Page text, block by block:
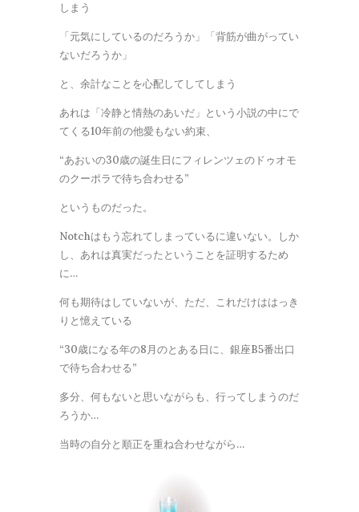
しまう
「元気にしているのだろうか」「背筋が曲がってい
ないだろうか」
と、余計なことを心配してしてしまう
あれは「冷静と情熱のあいだ」という小説の中にで
てくる10年前の他愛もない約束、
“あおいの30歳の誕生日にフィレンツェのドゥオモ
のクーポラで待ち合わせる”
というものだった。
Notchはもう忘れてしまっているに違いない。しか
し、あれは真実だったということを証明するため
に…
何も期待はしていないが、ただ、これだけははっき
りと憶えている
“30歳になる年の8月のとある日に、銀座B5番出口
で待ち合わせる”
多分、何もないと思いながらも、行ってしまうのだ
ろうか…
当時の自分と順正を重ね合わせながら…